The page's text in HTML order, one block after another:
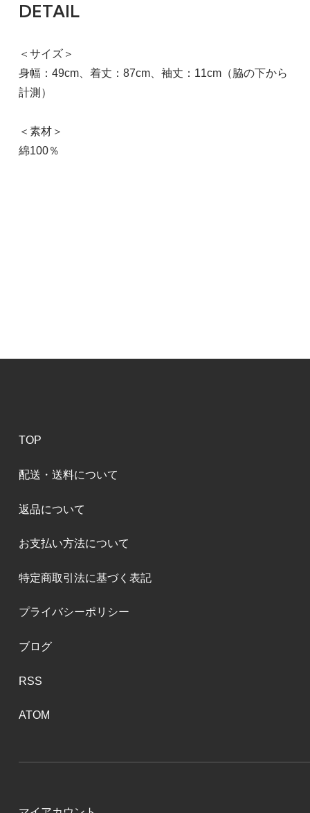
DETAIL
＜サイズ＞
身幅：49cm、着丈：87cm、袖丈：11cm（脇の下から
計測）
＜素材＞
綿100％
M
SOLD OUT
TOP
配送・送料について
返品について
お支払い方法について
特定商取引法に基づく表記
プライバシーポリシー
ブログ
RSS
ATOM